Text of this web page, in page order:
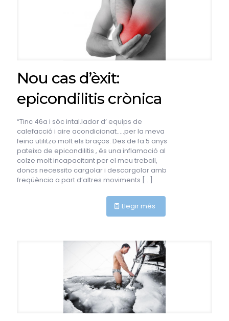
Nou cas d’èxit:
epicondilitis crònica
“Tinc 46a i sóc intal.lador d’ equips de
calefacció i aire acondicionat…..per la meva
feina utilitzo molt els braços. Des de fa 5 anys
pateixo de epicondilitis , és una inflamació al
colze molt incapacitant per el meu treball,
doncs necessito cargolar i descargolar amb
freqüència a part d’altres moviments […]
Llegir més